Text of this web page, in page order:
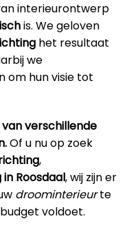
interieurontwerp
is. We geloven
het resultaat
we
om hun visie tot
verschillende
Of u nu op zoek
,
Roosdaal, wij zijn er
droominterieurte
voldoet.